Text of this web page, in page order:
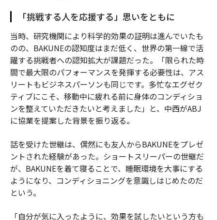
「挑戦する人を応援する」思いをともに
当時、研究機関により科学的効果の証明は進んでいたも
のの、BAKUNEの認知度はまだ低く、世界の第一線で活
躍する挑戦者への認知拡大が課題だった。「限られた時
間で最大限のパフォーマンスを発揮する必要性は、アス
リートもビジネスパーソンも同じです。多忙なエグゼク
ティブにこそ、移動中に疲れる前に身体のコンディショ
ンを整えていただきたいと考えました」と、中西がABJ
に協業を提案した背景を振り返る。
話を受けた世継は、偶然にも友人からBAKUNEをプレゼ
ントされた経験があった。ショートスリーパーの世継だ
が、BAKUNEを着て寝ることで、睡眠環境を大事にする
ようになり、コンディショニングを意識しはじめたのだ
という。
「自分が気に入ったように、効果を試したいという方も